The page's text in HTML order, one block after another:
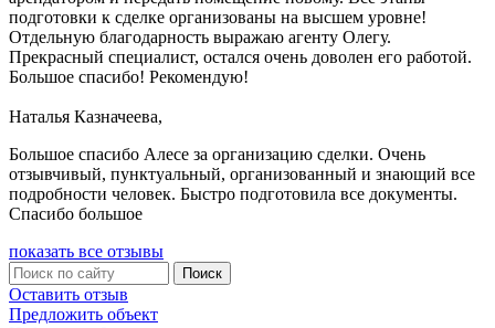
подготовки к сделке организованы на высшем уровне!
Отдельную благодарность выражаю агенту Олегу.
Прекрасный специалист, остался очень доволен его работой.
Большое спасибо! Рекомендую!
Наталья Казначеева,
Большое спасибо Алесе за организацию сделки. Очень
отзывчивый, пунктуальный, организованный и знающий все
подробности человек. Быстро подготовила все документы.
Спасибо большое
показать все отзывы
Оставить отзыв
Предложить объект